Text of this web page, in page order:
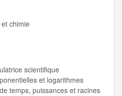
chimie
scientifique
et logarithmes
temps, puissances et racines